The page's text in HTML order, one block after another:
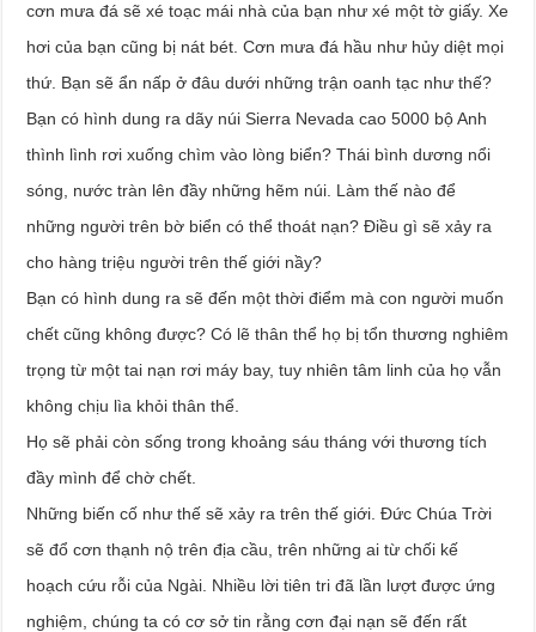
cơn mưa đá sẽ xé toạc mái nhà của bạn như xé một tờ giấy. Xe
hơi của bạn cũng bị nát bét. Cơn mưa đá hầu như hủy diệt mọi
thứ. Bạn sẽ ẩn nấp ở đâu dưới những trận oanh tạc như thế?
Bạn có hình dung ra dãy núi Sierra Nevada cao 5000 bộ Anh
thình lình rơi xuống chìm vào lòng biển? Thái bình dương nổi
sóng, nước tràn lên đầy những hẽm núi. Làm thế nào để
những người trên bờ biển có thể thoát nạn? Điều gì sẽ xảy ra
cho hàng triệu người trên thế giới nầy?
Bạn có hình dung ra sẽ đến một thời điểm mà con người muốn
chết cũng không được? Có lẽ thân thể họ bị tổn thương nghiêm
trọng từ một tai nạn rơi máy bay, tuy nhiên tâm linh của họ vẫn
không chịu lìa khỏi thân thể.
Họ sẽ phải còn sống trong khoảng sáu tháng với thương tích
đầy mình để chờ chết.
Những biến cố như thế sẽ xảy ra trên thế giới. Đức Chúa Trời
sẽ đổ cơn thạnh nộ trên địa cầu, trên những ai từ chối kế
hoạch cứu rỗi của Ngài. Nhiều lời tiên tri đã lần lượt được ứng
nghiệm, chúng ta có cơ sở tin rằng cơn đại nạn sẽ đến rất